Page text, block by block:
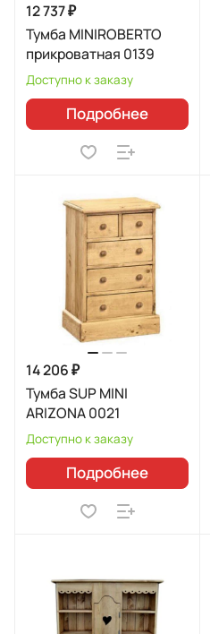
12 737 ₽
Тумба MINIROBERTO
прикроватная 0139
Доступно к заказу
Подробнее
14 206 ₽
Тумба SUP MINI
ARIZONA 0021
Доступно к заказу
Подробнее